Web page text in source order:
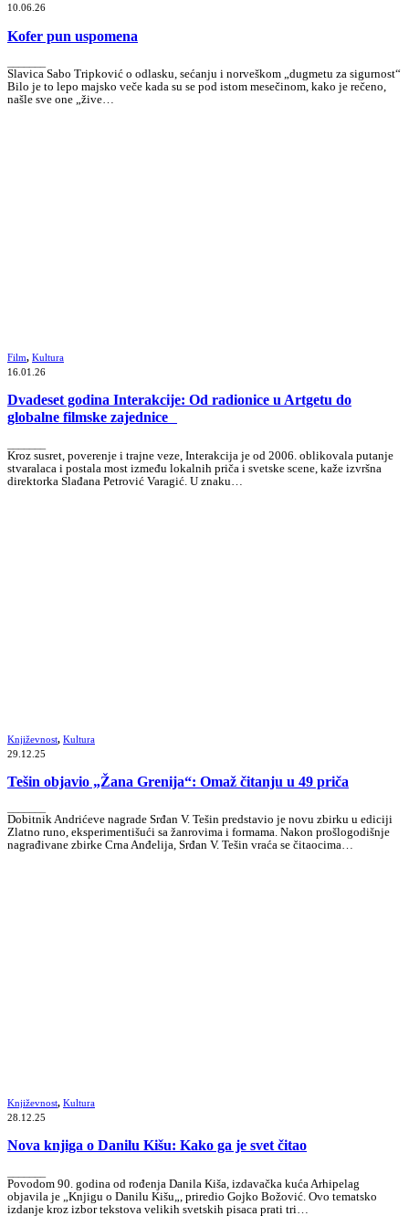
10.06.26
Kofer pun uspomena
Slavica Sabo Tripković o odlasku, sećanju i norveškom „dugmetu za sigurnost“
Bilo je to lepo majsko veče kada su se pod istom mesečinom, kako je rečeno,
našle sve one „žive…
Film, Kultura
16.01.26
Dvadeset godina Interakcije: Od radionice u Artgetu do
globalne filmske zajednice
Kroz susret, poverenje i trajne veze, Interakcija je od 2006. oblikovala putanje
stvaralaca i postala most između lokalnih priča i svetske scene, kaže izvršna
direktorka Slađana Petrović Varagić. U znaku…
Književnost, Kultura
29.12.25
Tešin objavio „Žana Grenija“: Omaž čitanju u 49 priča
Dobitnik Andrićeve nagrade Srđan V. Tešin predstavio je novu zbirku u ediciji
Zlatno runo, eksperimentišući sa žanrovima i formama. Nakon prošlogodišnje
nagrađivane zbirke Crna Anđelija, Srđan V. Tešin vraća se čitaocima…
Književnost, Kultura
28.12.25
Nova knjiga o Danilu Kišu: Kako ga je svet čitao
Povodom 90. godina od rođenja Danila Kiša, izdavačka kuća Arhipelag
objavila je „Knjigu o Danilu Kišu„, priredio Gojko Božović. Ovo tematsko
izdanje kroz izbor tekstova velikih svetskih pisaca prati tri…